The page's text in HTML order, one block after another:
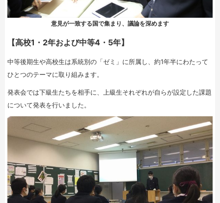
意見が一致する国で集まり、議論を深めます
【高校1・2年および中等4・5年】
中等後期生や高校生は系統別の「ゼミ」に所属し、約1年半にわたって
ひとつのテーマに取り組みます。
発表会では下級生たちを相手に、上級生それぞれが自らが設定した課題
について発表を行いました。